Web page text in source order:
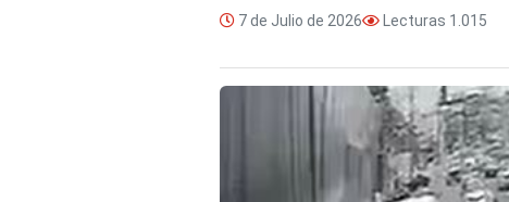
7 de Julio de 2026 Lecturas 1.015